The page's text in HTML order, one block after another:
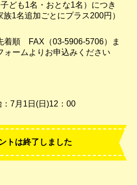
ども1名・おとな1名）につき
族1名追加ごとにプラス200円）
着順 FAX（03-5906-5706）ま
ォームよりお申込みください
：7月1日(日)12：00
トは終了しました